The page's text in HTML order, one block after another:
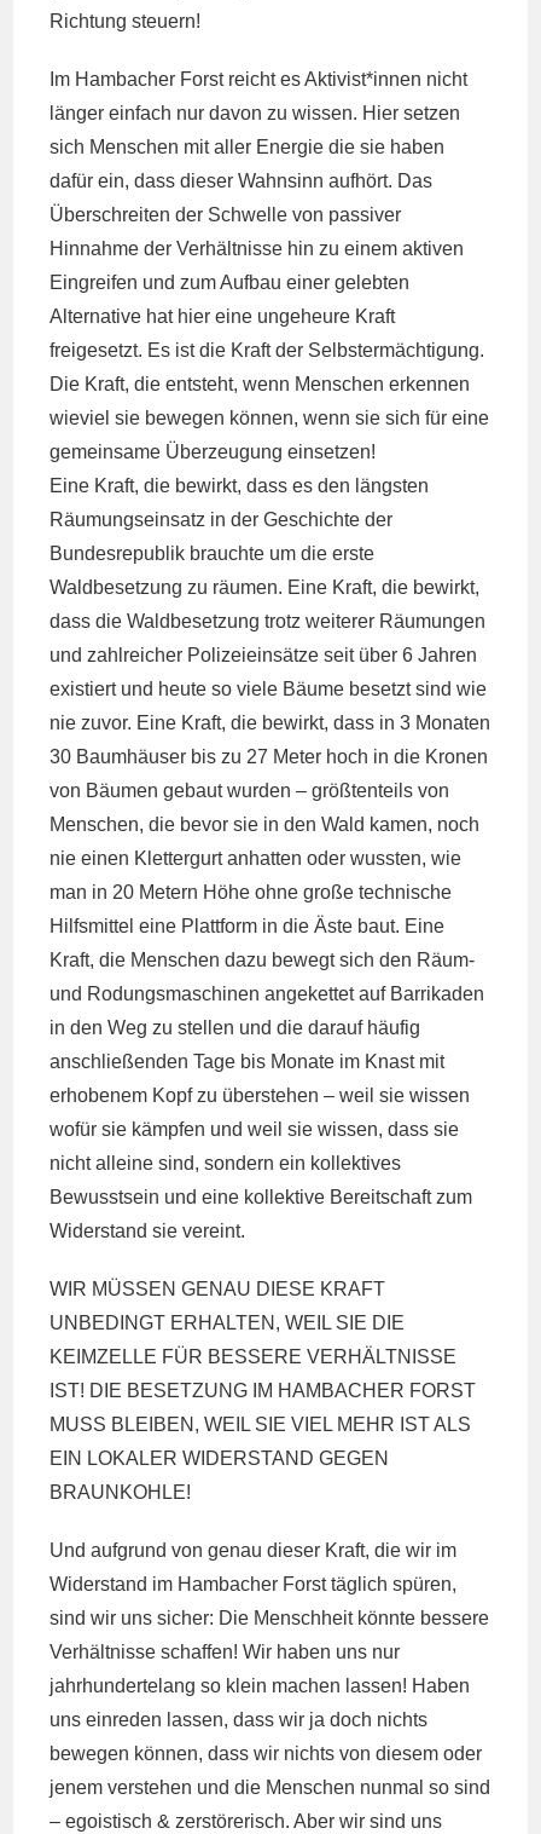
Richtung steuern!
Im Hambacher Forst reicht es Aktivist*innen nicht
länger einfach nur davon zu wissen. Hier setzen
sich Menschen mit aller Energie die sie haben
dafür ein, dass dieser Wahnsinn aufhört. Das
Überschreiten der Schwelle von passiver
Hinnahme der Verhältnisse hin zu einem aktiven
Eingreifen und zum Aufbau einer gelebten
Alternative hat hier eine ungeheure Kraft
freigesetzt. Es ist die Kraft der Selbstermächtigung.
Die Kraft, die entsteht, wenn Menschen erkennen
wieviel sie bewegen können, wenn sie sich für eine
gemeinsame Überzeugung einsetzen!
Eine Kraft, die bewirkt, dass es den längsten
Räumungseinsatz in der Geschichte der
Bundesrepublik brauchte um die erste
Waldbesetzung zu räumen. Eine Kraft, die bewirkt,
dass die Waldbesetzung trotz weiterer Räumungen
und zahlreicher Polizeieinsätze seit über 6 Jahren
existiert und heute so viele Bäume besetzt sind wie
nie zuvor. Eine Kraft, die bewirkt, dass in 3 Monaten
30 Baumhäuser bis zu 27 Meter hoch in die Kronen
von Bäumen gebaut wurden – größtenteils von
Menschen, die bevor sie in den Wald kamen, noch
nie einen Klettergurt anhatten oder wussten, wie
man in 20 Metern Höhe ohne große technische
Hilfsmittel eine Plattform in die Äste baut. Eine
Kraft, die Menschen dazu bewegt sich den Räum-
und Rodungsmaschinen angekettet auf Barrikaden
in den Weg zu stellen und die darauf häufig
anschließenden Tage bis Monate im Knast mit
erhobenem Kopf zu überstehen – weil sie wissen
wofür sie kämpfen und weil sie wissen, dass sie
nicht alleine sind, sondern ein kollektives
Bewusstsein und eine kollektive Bereitschaft zum
Widerstand sie vereint.
WIR MÜSSEN GENAU DIESE KRAFT
UNBEDINGT ERHALTEN, WEIL SIE DIE
KEIMZELLE FÜR BESSERE VERHÄLTNISSE
IST! DIE BESETZUNG IM HAMBACHER FORST
MUSS BLEIBEN, WEIL SIE VIEL MEHR IST ALS
EIN LOKALER WIDERSTAND GEGEN
BRAUNKOHLE!
Und aufgrund von genau dieser Kraft, die wir im
Widerstand im Hambacher Forst täglich spüren,
sind wir uns sicher: Die Menschheit könnte bessere
Verhältnisse schaffen! Wir haben uns nur
jahrhundertelang so klein machen lassen! Haben
uns einreden lassen, dass wir ja doch nichts
bewegen können, dass wir nichts von diesem oder
jenem verstehen und die Menschen nunmal so sind
– egoistisch & zerstörerisch. Aber wir sind uns